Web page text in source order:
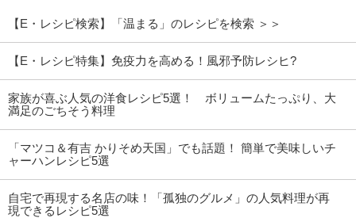
【E・レシピ検索】「温まる」のレシピを検索 ＞＞
【E・レシピ特集】免疫力を高める！風邪予防レシヒ?
家族が喜ぶ人気の洋食レシピ5選！ ボリュームたっぷり、大
満足のごちそう料理
「マツコ＆有吉 かりそめ天国」でも話題！ 簡単で美味しいチ
ャーハンレシピ5選
自宅で再現する名店の味！「孤独のグルメ」の人気料理が再
現できるレシピ5選